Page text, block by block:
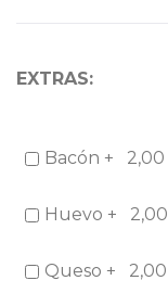
EXTRAS:
Bacón + 2,00
Huevo + 2,00
Queso + 2,00